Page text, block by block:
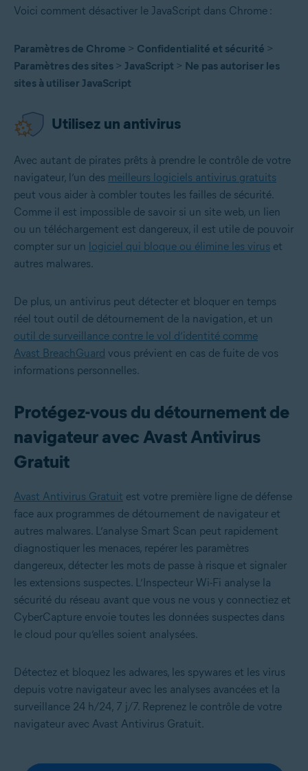
Voici comment désactiver le JavaScript dans Chrome :
Paramètres de Chrome > Confidentialité et sécurité >
Paramètres des sites > JavaScript > Ne pas autoriser les
sites à utiliser JavaScript
Utilisez un antivirus
Avec autant de pirates prêts à prendre le contrôle de votre
navigateur, l’un des meilleurs logiciels antivirus gratuits
peut vous aider à combler toutes les failles de sécurité.
Comme il est impossible de savoir si un site web, un lien
ou un téléchargement est dangereux, il est utile de pouvoir
compter sur un logiciel qui bloque ou élimine les virus et
autres malwares.
De plus, un antivirus peut détecter et bloquer en temps
réel tout outil de détournement de la navigation, et un
outil de surveillance contre le vol d’identité comme
Avast BreachGuard vous prévient en cas de fuite de vos
informations personnelles.
Protégez-vous du détournement de
navigateur avec Avast Antivirus
Gratuit
Avast Antivirus Gratuit est votre première ligne de défense
face aux programmes de détournement de navigateur et
autres malwares. L’analyse Smart Scan peut rapidement
diagnostiquer les menaces, repérer les paramètres
dangereux, détecter les mots de passe à risque et signaler
les extensions suspectes. L’Inspecteur Wi-Fi analyse la
sécurité du réseau avant que vous ne vous y connectiez et
CyberCapture envoie toutes les données suspectes dans
le cloud pour qu’elles soient analysées.
Détectez et bloquez les adwares, les spywares et les virus
depuis votre navigateur avec les analyses avancées et la
surveillance 24 h/24, 7 j/7. Reprenez le contrôle de votre
navigateur avec Avast Antivirus Gratuit.